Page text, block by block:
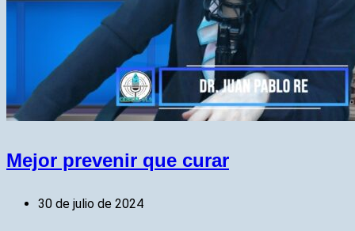
Mejor prevenir que curar
30 de julio de 2024